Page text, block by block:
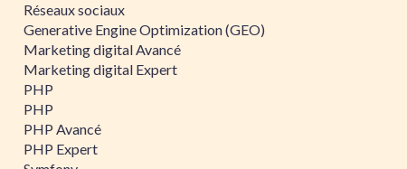
Réseaux sociaux
Generative Engine Optimization (GEO)
Marketing digital Avancé
Marketing digital Expert
PHP
PHP
PHP Avancé
PHP Expert